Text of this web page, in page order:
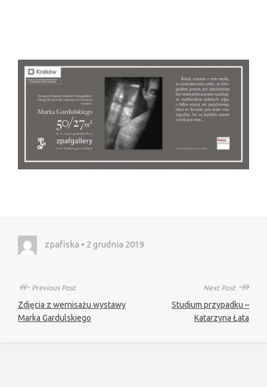
zpafiska • 2 grudnia 2019
↞Previous Post
Zdjęcia z wernisażu wystawy
Marka Gardulskiego
Next Post ↠
Studium przypadku –
Katarzyna Łata